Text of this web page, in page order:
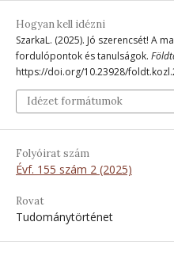
Hogyan kell idézni
SzarkaL. (2025). Jó szerencsét! A
fordulópontok és tanulságok.
https://doi.org/10.23928/
Idézet formátumok
Folyóirat szám
Évf. 155 szám 2 (2025)
Rovat
Tudománytörténet